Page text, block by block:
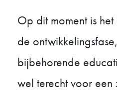
Op dit moment is
de
bijbehorende
wel terecht voor